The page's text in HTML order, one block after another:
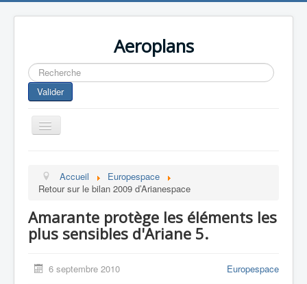
Aeroplans
Rechercher
Valider
Toggle
Navigation
Aviation Commerciale
Aviation Militaire
Drones
Accueil
Europespace
Retour sur le bilan 2009 d’Arianespace
Amarante protège les éléments les
plus sensibles d'Ariane 5.
6 septembre 2010 Europespace